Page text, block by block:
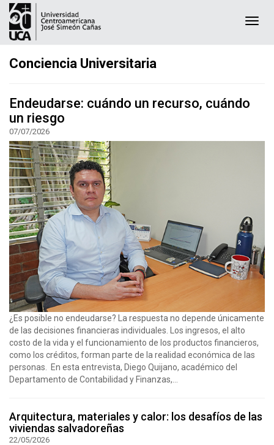
Conciencia Universitaria
Endeudarse: cuándo un recurso, cuándo
un riesgo
07/07/2026
¿Es posible no endeudarse? La respuesta no depende únicamente
de las decisiones financieras individuales. Los ingresos, el alto
costo de la vida y el funcionamiento de los productos financieros,
como los créditos, forman parte de la realidad económica de las
personas. En esta entrevista, Diego Quijano, académico del
Departamento de Contabilidad y Finanzas,...
Arquitectura, materiales y calor: los desafíos de las
viviendas salvadoreñas
22/05/2026